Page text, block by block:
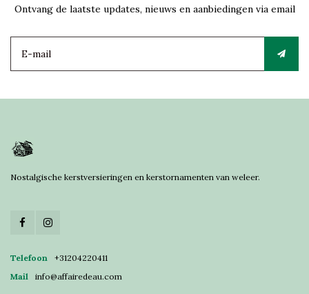
Ontvang de laatste updates, nieuws en aanbiedingen via email
Nostalgische kerstversieringen en kerstornamenten van weleer.
Telefoon
+31204220411
Mail
info@affairedeau.com